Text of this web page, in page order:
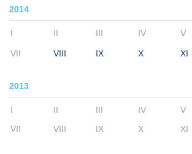
2014
I II III IV V
VII VIII IX X XI
2013
I II III IV V
VII
VIII IX X XI